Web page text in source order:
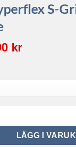
S-
krDet
är:
1
LÄGG I